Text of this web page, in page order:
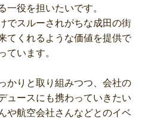
一役を担いたいです。
でスルーされがちな成田の街
てくれるような価値を提供で
ています。
かりと取り組みつつ、会社の
ュースにも携わっていきたい
や航空会社さんなどとのイベ